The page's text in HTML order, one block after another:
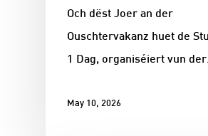
Och dëst Joer an der
Ouschtervakanz huet de
1 Dag, organiséiert vun
May 10, 2026